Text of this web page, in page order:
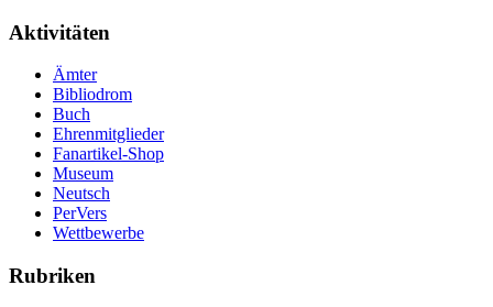
Aktivitäten
Ämter
Bibliodrom
Buch
Ehrenmitglieder
Fanartikel-Shop
Museum
Neutsch
PerVers
Wettbewerbe
Rubriken